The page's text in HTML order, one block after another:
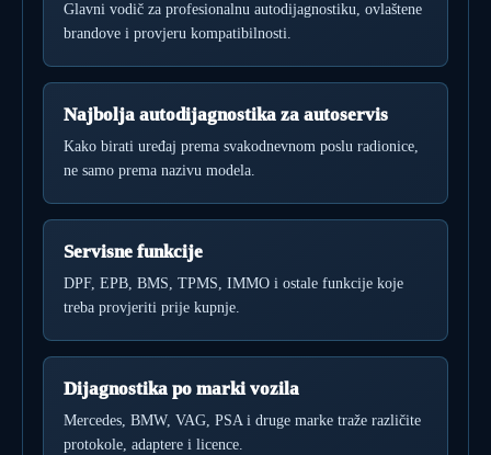
Glavni vodič za profesionalnu autodijagnostiku, ovlaštene
brandove i provjeru kompatibilnosti.
Najbolja autodijagnostika za autoservis
Kako birati uređaj prema svakodnevnom poslu radionice,
ne samo prema nazivu modela.
Servisne funkcije
DPF, EPB, BMS, TPMS, IMMO i ostale funkcije koje
treba provjeriti prije kupnje.
Dijagnostika po marki vozila
Mercedes, BMW, VAG, PSA i druge marke traže različite
protokole, adaptere i licence.